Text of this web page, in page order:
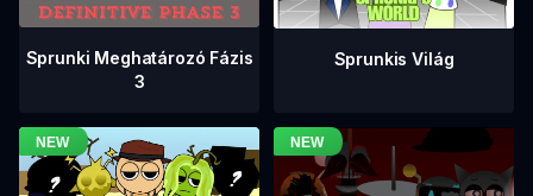
Sprunki Meghatározó Fázis
3
Sprunkis Világ